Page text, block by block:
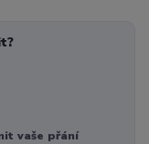
vaše přání